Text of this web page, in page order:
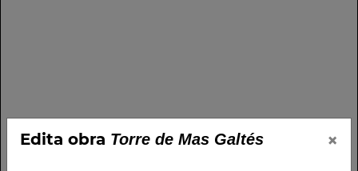
Edita obra Torre de Mas Galtés ×